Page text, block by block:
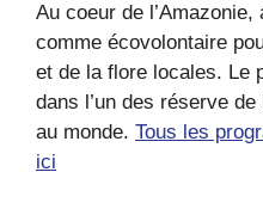
Au coeur de
comme écovolontaire
et de la flore locales. Le
dans l’un des réserve
au monde. Tous les
ici